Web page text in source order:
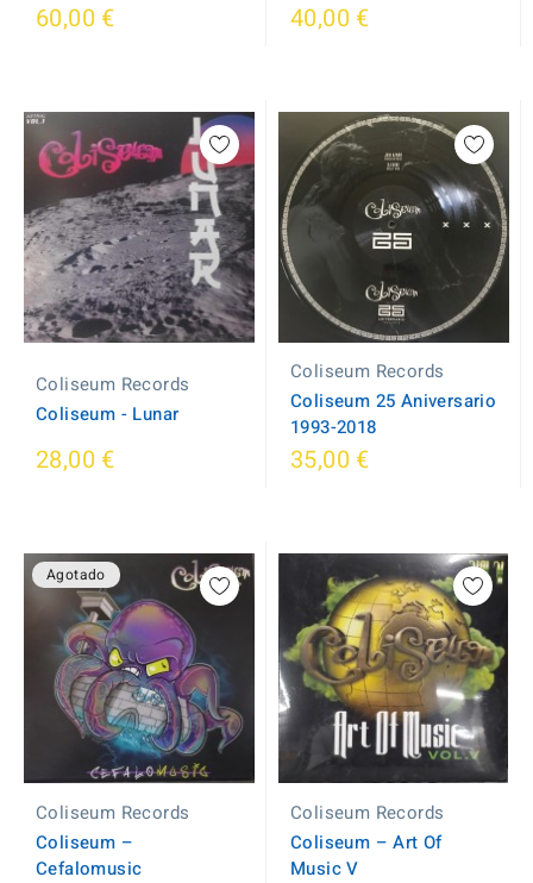
60,00 € 40,00 €
Coliseum Records
Coliseum - Lunar
28,00 €
Coliseum Records
Coliseum 25 Aniversario
1993-2018
35,00 €
Agotado
Coliseum Records
Coliseum ‎–
Cefalomusic
Coliseum Records
Coliseum ‎– Art Of
Music V